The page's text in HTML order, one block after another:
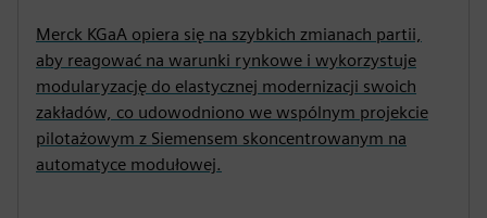
Merck KGaA opiera się na szybkich zmianach partii,
aby reagować na warunki rynkowe i wykorzystuje
modularyzację do elastycznej modernizacji swoich
zakładów, co udowodniono we wspólnym projekcie
pilotażowym z Siemensem skoncentrowanym na
automatyce modułowej.